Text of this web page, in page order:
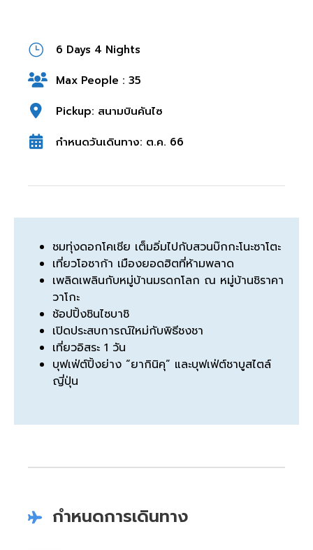
6 Days 4 Nights
Max People : 35
Pickup: สนามบินคันไซ
กำหนดวันเดินทาง: ต.ค. 66
ชมทุ่งดอกโคเชีย เต็มอิ่มไปกับสวนบ๊กกะโนะซาโตะ
เที่ยวโอซาก้า เมืองยอดฮิตที่ห้ามพลาด
เพลิดเพลินกับหมู่บ้านมรดกโลก ณ หมู่บ้านชิราคา
วาโกะ
ช้อปปิ้งชินไซบาชิ
เปิดประสบการณ์ใหม่กับพิธีชงชา
เที่ยวอิสระ 1 วัน
บุฟเฟ่ต์ปิ้งย่าง “ยากินิคุ” และบุฟเฟ่ต์ชาบูสไตล์
ญี่ปุ่น
กำหนดการเดินทาง